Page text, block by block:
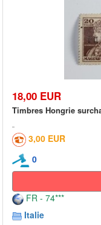
18,00 EUR
Timbres Hongrie
3,00 EUR
0
FR - 74***
Italie